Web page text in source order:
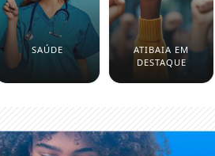
SAÚDE
ATIBAIA EM
DESTAQUE